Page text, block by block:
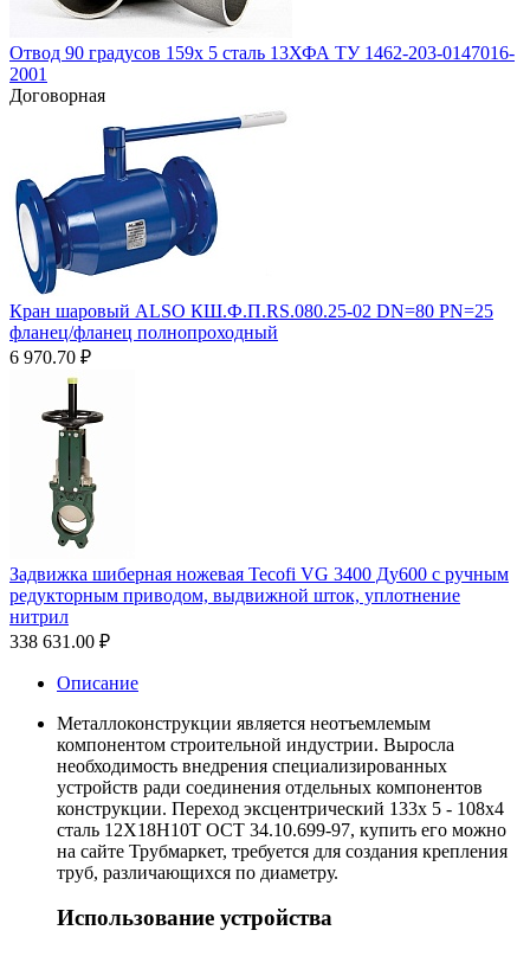
Отвод 90 градусов 159х 5 сталь 13ХФА ТУ 1462-203-0147016-
2001
Договорная
Кран шаровый ALSO КШ.Ф.П.RS.080.25-02 DN=80 PN=25
фланец/фланец полнопроходный
6 970.70 ₽
Задвижка шиберная ножевая Tecofi VG 3400 Ду600 с ручным
редукторным приводом, выдвижной шток, уплотнение
нитрил
338 631.00 ₽
Описание
Металлоконструкции является неотъемлемым
компонентом строительной индустрии. Выросла
необходимость внедрения специализированных
устройств ради соединения отдельных компонентов
конструкции. Переход эксцентрический 133х 5 - 108х4
сталь 12Х18Н10Т ОСТ 34.10.699-97, купить его можно
на сайте Трубмаркет, требуется для создания крепления
труб, различающихся по диаметру.
Использование устройства